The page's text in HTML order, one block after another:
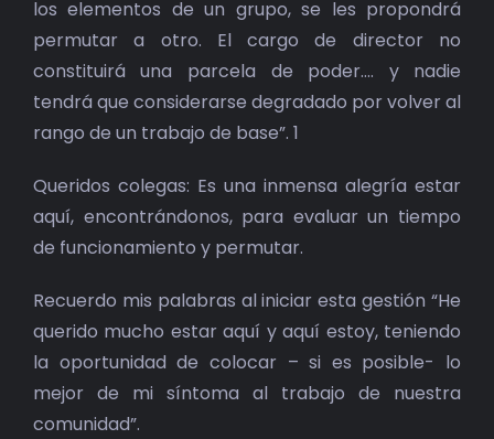
BIBLIOTECA
RED EOL
ACTUALIDAD
los elementos de un grupo, se les propondrá
permutar a otro. El cargo de director no
constituirá una parcela de poder…. y nadie
tendrá que considerarse degradado por volver al
rango de un trabajo de base”. 1
Queridos colegas: Es una inmensa alegría estar
aquí, encontrándonos, para evaluar un tiempo
de funcionamiento y permutar.
Recuerdo mis palabras al iniciar esta gestión “He
querido mucho estar aquí y aquí estoy, teniendo
la oportunidad de colocar – si es posible- lo
mejor de mi síntoma al trabajo de nuestra
comunidad”.